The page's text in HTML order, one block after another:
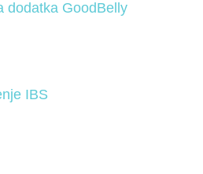
dodatka GoodBelly
IBS